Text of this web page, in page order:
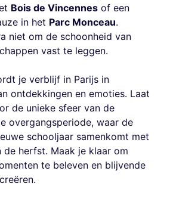
Bois de Vincennes of een
in het Parc Monceau.
niet om de schoonheid van
vast te leggen.
je verblijf in Parijs in
ontdekkingen en emoties. Laat
de unieke sfeer van de
overgangsperiode, waar de
schooljaar samenkomt met
de herfst. Maak je klaar om
te beleven en blijvende